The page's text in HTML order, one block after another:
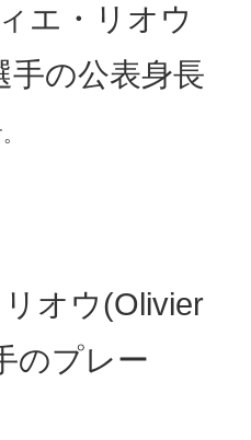
エ・リオウ
手の公表身長
オウ(Olivier
のプレー